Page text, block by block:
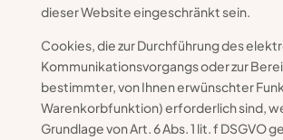
dieser Website eingeschränkt sein.
Cookies, die zur Durchführung des
Kommunikationsvorgangs oder zur
bestimmter, von Ihnen erwünschter
Warenkorbfunktion) erforderlich sind,
Grundlage von Art. 6 Abs. 1 lit. f DSGVO